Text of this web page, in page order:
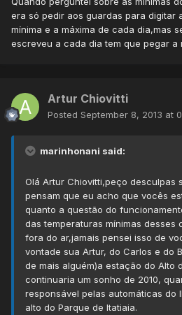
era só pedir aos guardas para digitar
mínima e a máxima de cada dia,mas
escreveu a cada dia tem que pegar a
Artur Chiovitti
Posted September 8, 2013 at
marinhonani said:
Olá Artur Chiovitti,peço desculpas
pensam que eu acho que vocês
quanto a questão do
das temperaturas mínimas desses
fora do ar,jamais pensei isso de
vontade sua Artur, do Carlos e do
de mais alguém)a estação do Alto
continuaria um sonho de 2010,
responsável pelas automáticas do
alto do Parque de Itatiaia.